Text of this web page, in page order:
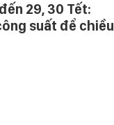
29, 30 Tết:
suất để chiều